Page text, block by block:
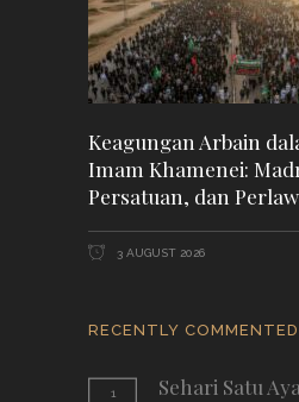
Keagungan Arbain
Imam Khamenei:
Persatuan, dan
3 AUGUST 2026
RECENTLY COMMENTED
1
Sehari Satu